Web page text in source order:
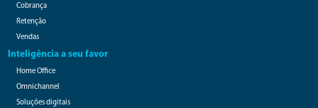
Cobrança
Retenção
Vendas
Inteligência a seu favor
Home Office
Omnichannel
Soluções digitais